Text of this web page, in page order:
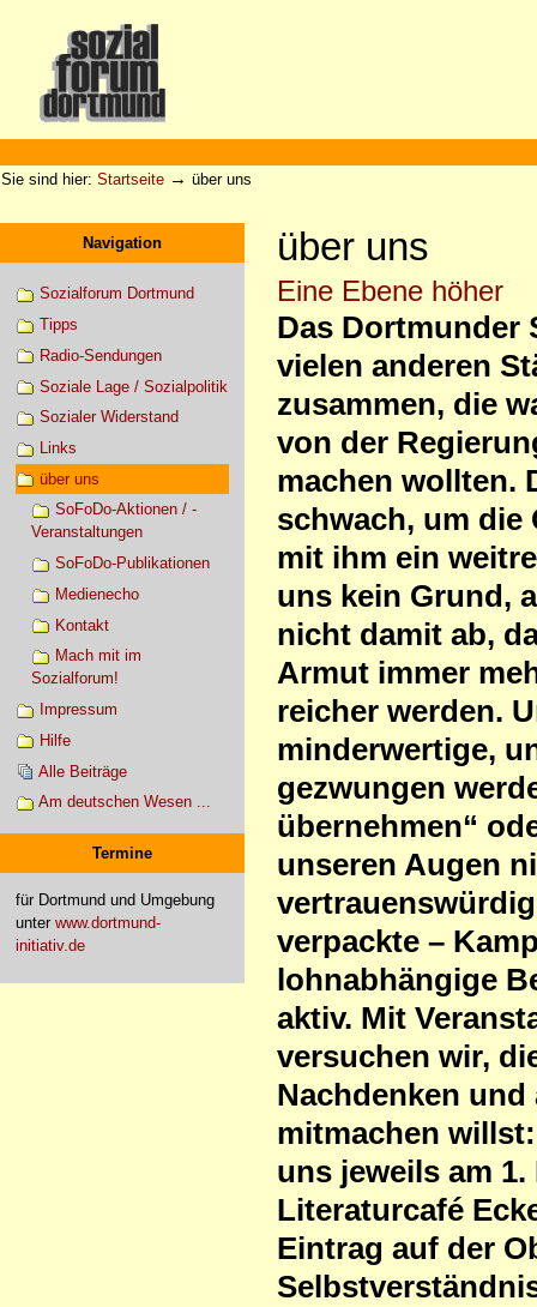
Werkzeuge
Sie sind hier: Startseite → über uns
Navigation
Sozialforum Dortmund
Tipps
Radio-Sendungen
Soziale Lage / Sozialpolitik
Sozialer Widerstand
Links
über uns
SoFoDo-Aktionen / -
Veranstaltungen
SoFoDo-Publikationen
Medienecho
Kontakt
Mach mit im
Sozialforum!
Impressum
Hilfe
Alle Beiträge
Am deutschen Wesen ...
Termine
für Dortmund und Umgebung
unter www.dortmund-
initiativ.de
über uns
Eine Ebene höher
Das Dortmunder
vielen anderen
zusammen, die
von der
machen wollten.
schwach, um die
mit ihm ein
uns kein Grund,
nicht damit ab,
Armut immer
reicher werden.
minderwertige,
gezwungen
übernehmen“
unseren Augen
verpackte –
lohnabhängige
aktiv. Mit
versuchen wir,
Nachdenken
mitmachen
uns jeweils am
Literaturcafé
Eintrag auf der